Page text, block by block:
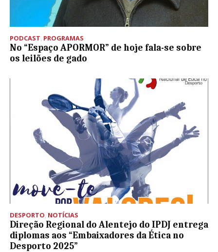
PODCAST PROGRAMAS
No “Espaço APORMOR” de hoje fala-se sobre
os leilões de gado
DESPORTO NOTÍCIAS
Direção Regional do Alentejo do IPDJ entrega
diplomas aos “Embaixadores da Ética no
Desporto 2025”